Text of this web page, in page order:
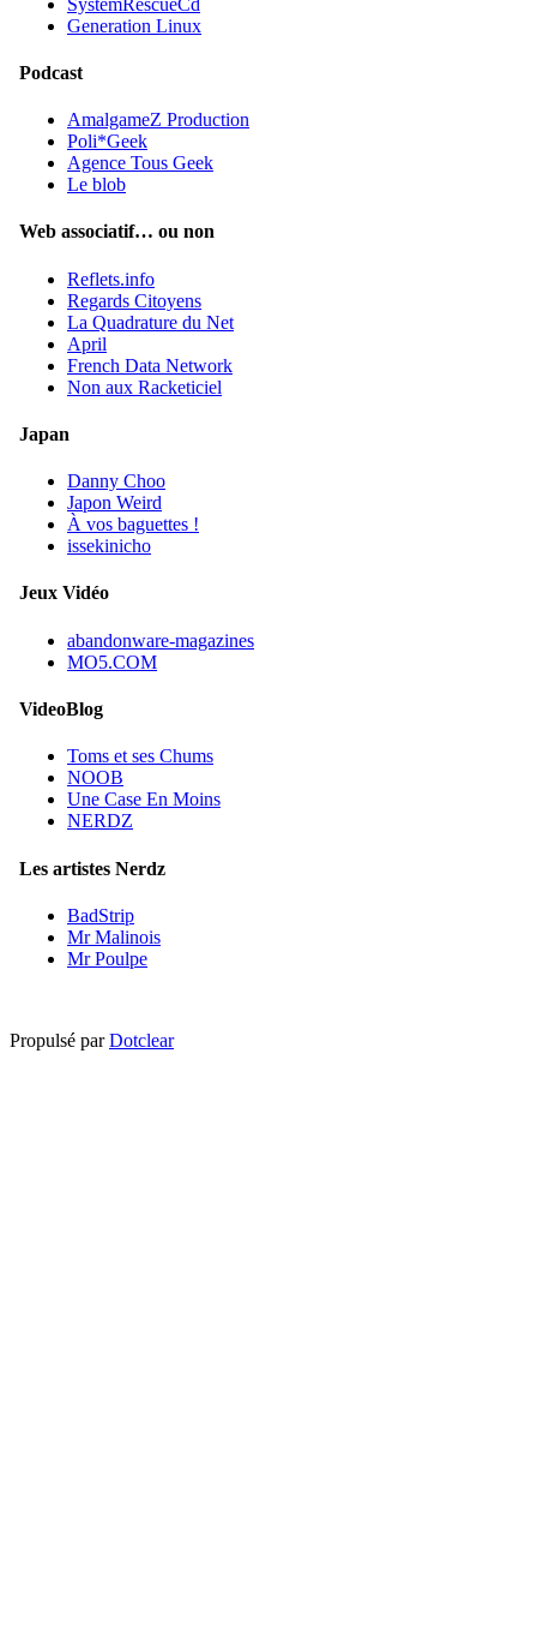
Generation Linux
Podcast
AmalgameZ Production
Poli*Geek
Agence Tous Geek
Le blob
Web associatif… ou non
Reflets.info
Regards Citoyens
La Quadrature du Net
April
French Data Network
Non aux Racketiciel
Japan
Danny Choo
Japon Weird
À vos baguettes !
issekinicho
Jeux Vidéo
abandonware-magazines
MO5.COM
VideoBlog
Toms et ses Chums
NOOB
Une Case En Moins
NERDZ
Les artistes Nerdz
BadStrip
Mr Malinois
Mr Poulpe
Propulsé parDotclear